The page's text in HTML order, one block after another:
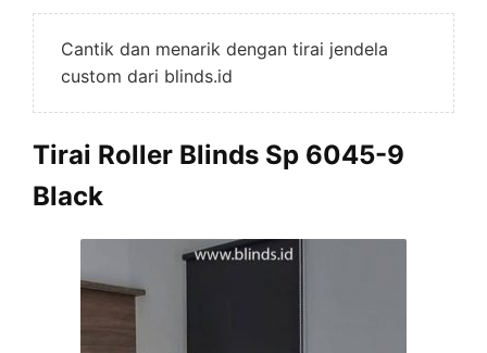
Cantik dan menarik dengan tirai jendela
custom dari blinds.id
Tirai Roller Blinds Sp 6045-9
Black